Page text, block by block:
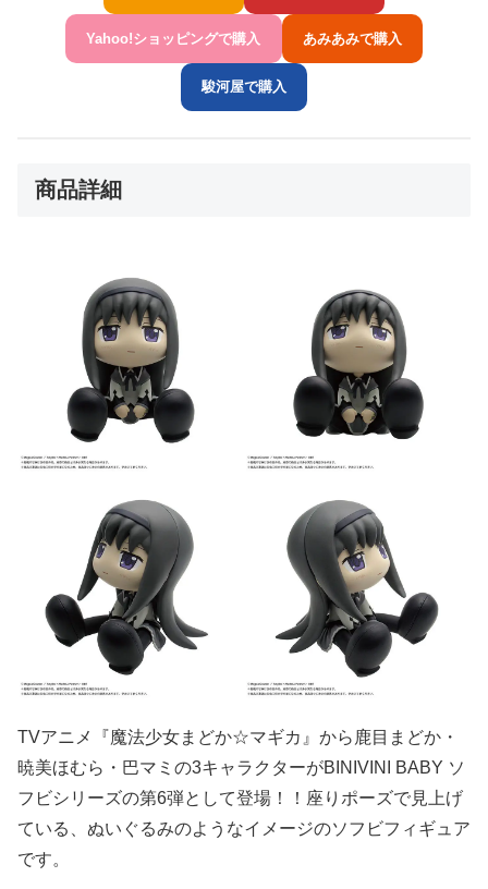
Yahoo!ショッピングで購入 あみあみで購入
駿河屋で購入
商品詳細
TVアニメ『魔法少女まどか☆マギカ』から鹿目まどか・
暁美ほむら・巴マミの3キャラクターがBINIVINI BABY ソ
フビシリーズの第6弾として登場！！座りポーズで見上げ
ている、ぬいぐるみのようなイメージのソフビフィギュア
です。